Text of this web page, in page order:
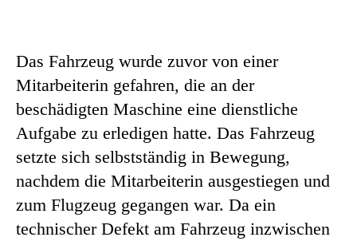
Das Fahrzeug wurde zuvor von einer
Mitarbeiterin gefahren, die an der
beschädigten Maschine eine dienstliche
Aufgabe zu erledigen hatte. Das Fahrzeug
setzte sich selbstständig in Bewegung,
nachdem die Mitarbeiterin ausgestiegen und
zum Flugzeug gegangen war. Da ein
technischer Defekt am Fahrzeug inzwischen